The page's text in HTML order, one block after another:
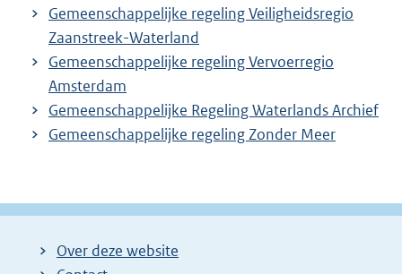
Gemeenschappelijke regeling Veiligheidsregio
Zaanstreek-Waterland
Gemeenschappelijke regeling Vervoerregio
Amsterdam
Gemeenschappelijke Regeling Waterlands Archief
Gemeenschappelijke regeling Zonder Meer
Over deze website